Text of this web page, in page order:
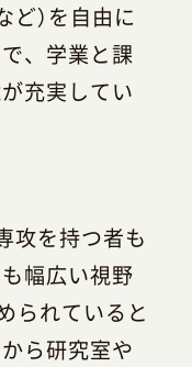
）を自由に
、学業と課
充実してい
攻を持つ者も
幅広い視野
られていると
ら研究室や